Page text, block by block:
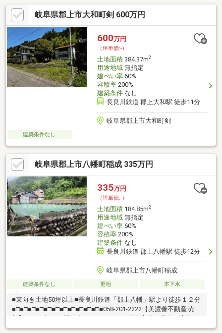
が美濃善不動産です！岐阜を知っている岐阜の不動産エキスパー
ト！土地探しも住まい探しも建築も不動産のことならお任せ下さ
い。■売買保有物件1000件以上！
岐阜県郡上市大和町剣 600万円
600万円
（坪単価:-）
土地面積384.37m2
用途地域無指定
建ぺい率60%
容積率200%
建築条件なし
長良川鉄道 郡上大和駅 徒歩11分
岐阜県郡上市大和町剣
建築条件なし
岐阜県郡上市八幡町稲成 335万円
335万円
（坪単価:-）
土地面積184.85m2
用途地域無指定
建ぺい率60%
容積率200%
建築条件なし
長良川鉄道 郡上八幡駅 徒歩12分
岐阜県郡上市八幡町稲成
建築条件なし 更地 本下水
■東向き土地50坪以上■長良川鉄道「郡上八幡」駅より徒歩１２分
■□■□■□■□■□■□■□■□■□■□■□■058-201-2222【美濃善不動産 売買
黄色い看板・黄色い車を見かけたことありませんか。私たちが美